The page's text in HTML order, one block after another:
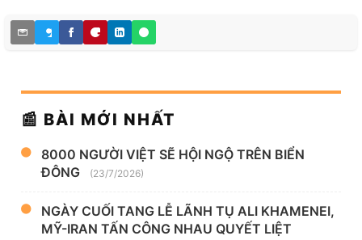
📰 BÀI MỚI NHẤT
8000 NGƯỜI VIỆT SẼ HỘI NGỘ TRÊN BIỂN
ĐÔNG
(23/7/2026)
NGÀY CUỐI TANG LỄ LÃNH TỤ ALI KHAMENEI,
MỸ-IRAN TẤN CÔNG NHAU QUYẾT LIỆT